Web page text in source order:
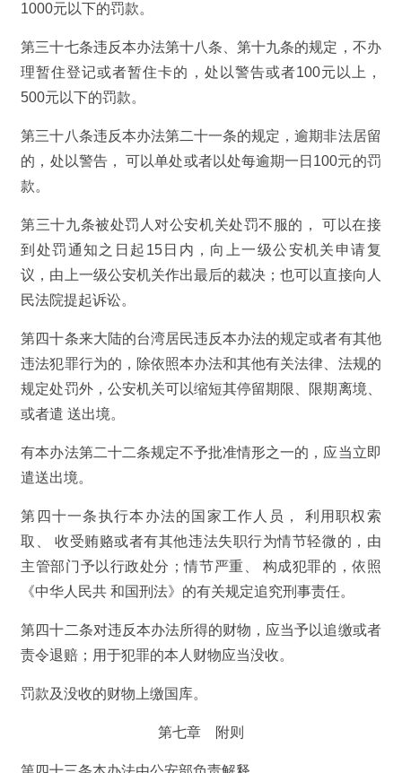
1000元以下的罚款。
第三十七条违反本办法第十八条、第十九条的规定，不办
理暂住登记或者暂住卡的，处以警告或者100元以上，
500元以下的罚款。
第三十八条违反本办法第二十一条的规定，逾期非法居留
的，处以警告， 可以单处或者以处每逾期一日100元的罚
款。
第三十九条被处罚人对公安机关处罚不服的， 可以在接
到处罚通知之日起15日内，向上一级公安机关申请复
议，由上一级公安机关作出最后的裁决；也可以直接向人
民法院提起诉讼。
第四十条来大陆的台湾居民违反本办法的规定或者有其他
违法犯罪行为的，除依照本办法和其他有关法律、法规的
规定处罚外，公安机关可以缩短其停留期限、限期离境、
或者遣 送出境。
有本办法第二十二条规定不予批准情形之一的，应当立即
遣送出境。
第四十一条执行本办法的国家工作人员， 利用职权索
取、 收受贿赂或者有其他违法失职行为情节轻微的，由
主管部门予以行政处分；情节严重、 构成犯罪的，依照
《中华人民共 和国刑法》的有关规定追究刑事责任。
第四十二条对违反本办法所得的财物，应当予以追缴或者
责令退赔；用于犯罪的本人财物应当没收。
罚款及没收的财物上缴国库。
第七章 附则